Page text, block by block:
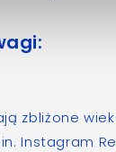
zbliżone
Instagram